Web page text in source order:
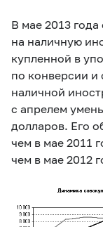
В мае 2013
на наличную
купленной в
по конверсии и
наличной
с апрелем
долларов. Его
чем в мае 2011
чем в мае 2012